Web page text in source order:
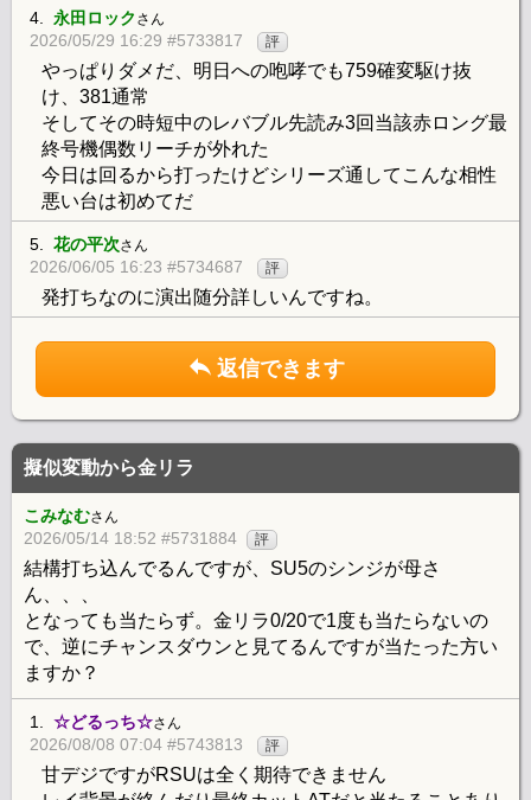
4. 永田ロック さん
2026/05/29 16:29 #5733817 評
やっぱりダメだ、明日への咆哮でも759確変駆け抜
け、381通常
そしてその時短中のレバブル先読み3回当該赤ロング最
終号機偶数リーチが外れた
今日は回るから打ったけどシリーズ通してこんな相性
悪い台は初めてだ
5. 花の平次さん
2026/06/05 16:23 #5734687 評
発打ちなのに演出随分詳しいんですね。
返信できます
擬似変動から金リラ
こみなむさん
2026/05/14 18:52 #5731884 評
結構打ち込んでるんですが、SU5のシンジが母さ
ん、、、
となっても当たらず。金リラ0/20で1度も当たらないの
で、逆にチャンスダウンと見てるんですが当たった方い
ますか？
1. ☆どるっち☆さん
2026/08/08 07:04 #5743813 評
甘デジですがRSUは全く期待できません